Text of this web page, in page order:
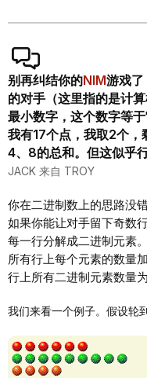
别再纠结你的NIM游戏
的对手（这里指的是计
最小数字，这个数字等
我有17个点，我取2个，
4、8的总和。但这似乎
JACK 来自 TROY
你在二进制数上的思路没
如果你能让对手留下奇数
每一行分解成二进制元素
所有行上每个元素的数量
行上所有二进制元素数量
我们来看一个例子。假设轮